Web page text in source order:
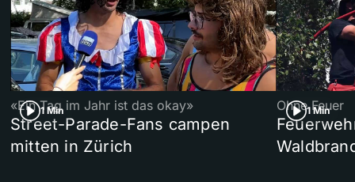
1 Min
«Ein Tag im Jahr ist das okay»
Street-Parade-Fans campen
mitten in Zürich
1 Min
Ohne Feuer